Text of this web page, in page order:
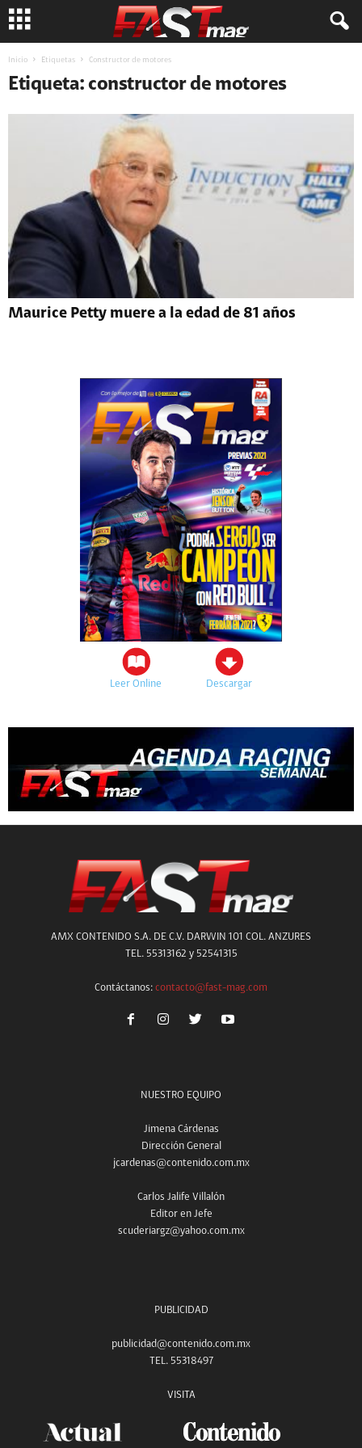
Inicio Etiquetas Constructor de motores
Etiqueta: constructor de motores
Maurice Petty muere a la edad de 81 años
Leer Online Descargar
AMX CONTENIDO S.A. DE C.V. DARWIN 101 COL. ANZURES
TEL. 55313162 y 52541315
Contáctanos: contacto@fast-mag.com
NUESTRO EQUIPO
Jimena Cárdenas
Dirección General
jcardenas@contenido.com.mx
Carlos Jalife Villalón
Editor en Jefe
scuderiargz@yahoo.com.mx
PUBLICIDAD
publicidad@contenido.com.mx
TEL. 55318497
VISITA